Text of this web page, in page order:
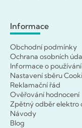
Informace
Obchodní podmínky
Ochrana osobních
Informace o
Nastavení sběru
Reklamační řád
Ověřování hodnocení
Zpětný odběr elektro
Návody
Blog